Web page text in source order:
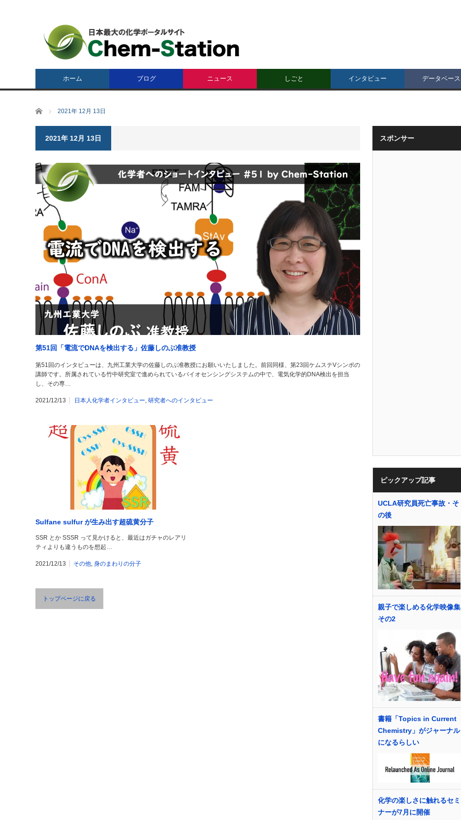
ホーム ブログ ニュース しごと インタビュー データベース
ホーム 2021年 12月 13日
2021年 12月 13日
第51回「電流でDNAを検出する」佐藤しのぶ准教授
第51回のインタビューは、九州工業大学の佐藤しのぶ准教授にお願いいたしました。前回同様、第23回ケムステVシンポの
講師です。所属されている竹中研究室で進められているバイオセンシングシステムの中で、電気化学的DNA検出を担当
し、その専…
2021/12/13 日本人化学者インタビュー, 研究者へのインタビュー
Sulfane sulfur が生み出す超硫黄分子
SSR とか SSSR って見かけると、最近はガチャのレアリ
ティよりも違うものを想起…
2021/12/13 その他, 身のまわりの分子
トップページに戻る
スポンサー
ピックアップ記事
UCLA研究員死亡事故・そ
の後
親子で楽しめる化学映像集
その2
書籍「Topics in Current
Chemistry」がジャーナル
になるらしい
化学の楽しさに触れるセミ
ナーが7月に開催